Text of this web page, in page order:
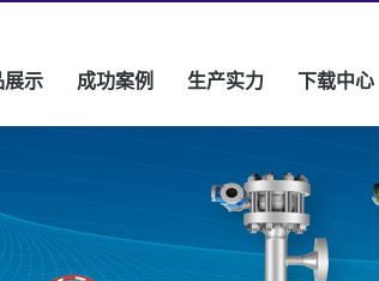
展示 成功案例 生产实力 下载中心